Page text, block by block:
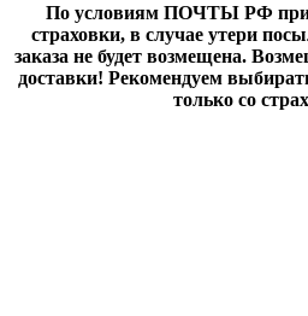
По условиям ПОЧТЫ РФ при
страховки, в случае утери
заказа не будет возмещена.
доставки! Рекомендуем
только со